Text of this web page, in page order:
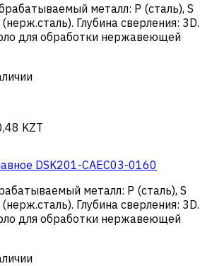
металл: Р (сталь), S
. Глубина сверления: 3D.
для обработки нержавеющей
KZT
DSK201-CAEC03-0160
металл: Р (сталь), S
. Глубина сверления: 3D.
для обработки нержавеющей